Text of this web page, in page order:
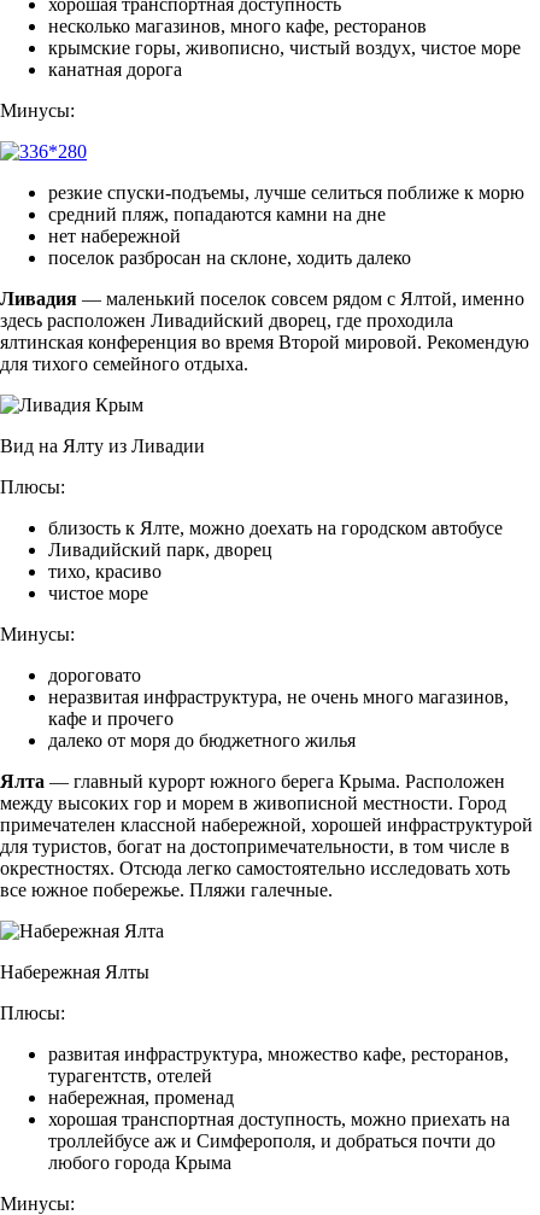
несколько магазинов, много кафе, ресторанов
крымские горы, живописно, чистый воздух, чистое море
канатная дорога
Минусы:
резкие спуски-подъемы, лучше селиться поближе к морю
средний пляж, попадаются камни на дне
нет набережной
поселок разбросан на склоне, ходить далеко
Ливадия — маленький поселок совсем рядом с Ялтой, именно
здесь расположен Ливадийский дворец, где проходила
ялтинская конференция во время Второй мировой. Рекомендую
для тихого семейного отдыха.
Вид на Ялту из Ливадии
Плюсы:
близость к Ялте, можно доехать на городском автобусе
Ливадийский парк, дворец
тихо, красиво
чистое море
Минусы:
дороговато
неразвитая инфраструктура, не очень много магазинов,
кафе и прочего
далеко от моря до бюджетного жилья
Ялта — главный курорт южного берега Крыма. Расположен
между высоких гор и морем в живописной местности. Город
примечателен классной набережной, хорошей инфраструктурой
для туристов, богат на достопримечательности, в том числе в
окрестностях. Отсюда легко самостоятельно исследовать хоть
все южное побережье. Пляжи галечные.
Набережная Ялты
Плюсы:
развитая инфраструктура, множество кафе, ресторанов,
турагентств, отелей
набережная, променад
хорошая транспортная доступность, можно приехать на
троллейбусе аж и Симферополя, и добраться почти до
любого города Крыма
Минусы: